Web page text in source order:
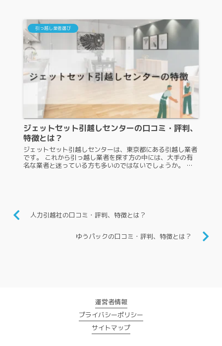
引っ越し業者選び
ジェットセット引越しセンターの口コミ・評判、
特徴とは？
ジェットセット引越しセンターは、東京都にある引越し業者
です。 これから引っ越し業者を探す方の中には、大手の有
名な業者と迷っている方も多いのではないでしょうか。 こ
人力引越社の口コミ・評判、特徴とは？
ゆうパックの口コミ・評判、特徴とは？
運営者情報
プライバシーポリシー
サイトマップ